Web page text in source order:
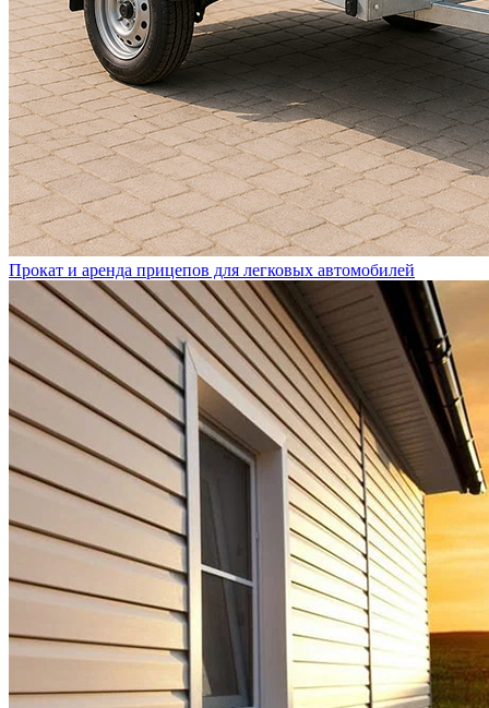
Прокат и аренда прицепов для легковых автомобилей